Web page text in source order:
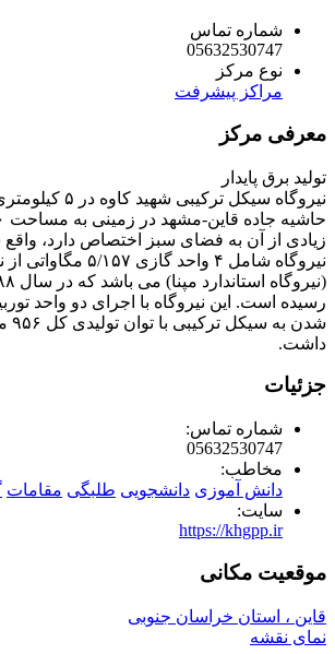
شماره تماس
05632530747
نوع مرکز
مراکز پیشرفت
معرفی مرکز
تولید برق پایدار
نیروگاه سیکل
زیادی از آن به فضای سبز اختصاص دارد،
رسیده است. این نیروگاه با اجرای دو واحد
داشت.
جزئیات
شماره تماس:
05632530747
مخاطب:
دانش آموزی دانشجویی طلبگی مقامات
سایت:
https://khgpp.ir
موقعیت مکانی
قاین ، استان خراسان جنوبی
نمای نقشه